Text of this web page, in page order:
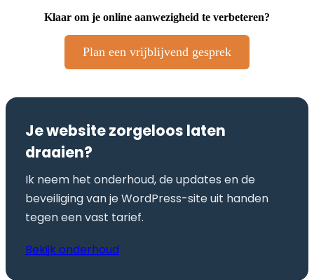
Klaar om je online aanwezigheid te verbeteren?
Plan een vrijblijvend gesprek
Je website zorgeloos laten
draaien?
Ik neem het onderhoud, de updates en de
beveiliging van je WordPress-site uit handen
tegen een vast tarief.
Bekijk onderhoud